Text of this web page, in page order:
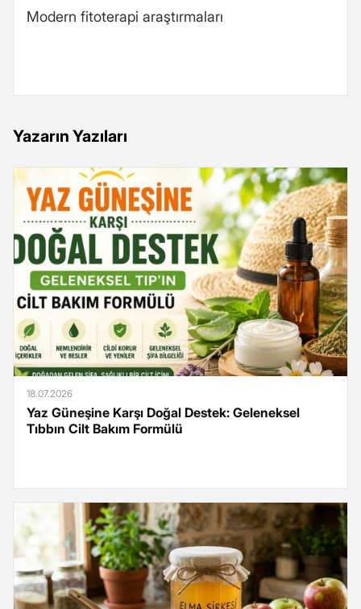
Modern fitoterapi araştırmaları
Yazarın Yazıları
18.07.2026
Yaz Güneşine Karşı Doğal Destek: Geleneksel
Tıbbın Cilt Bakım Formülü